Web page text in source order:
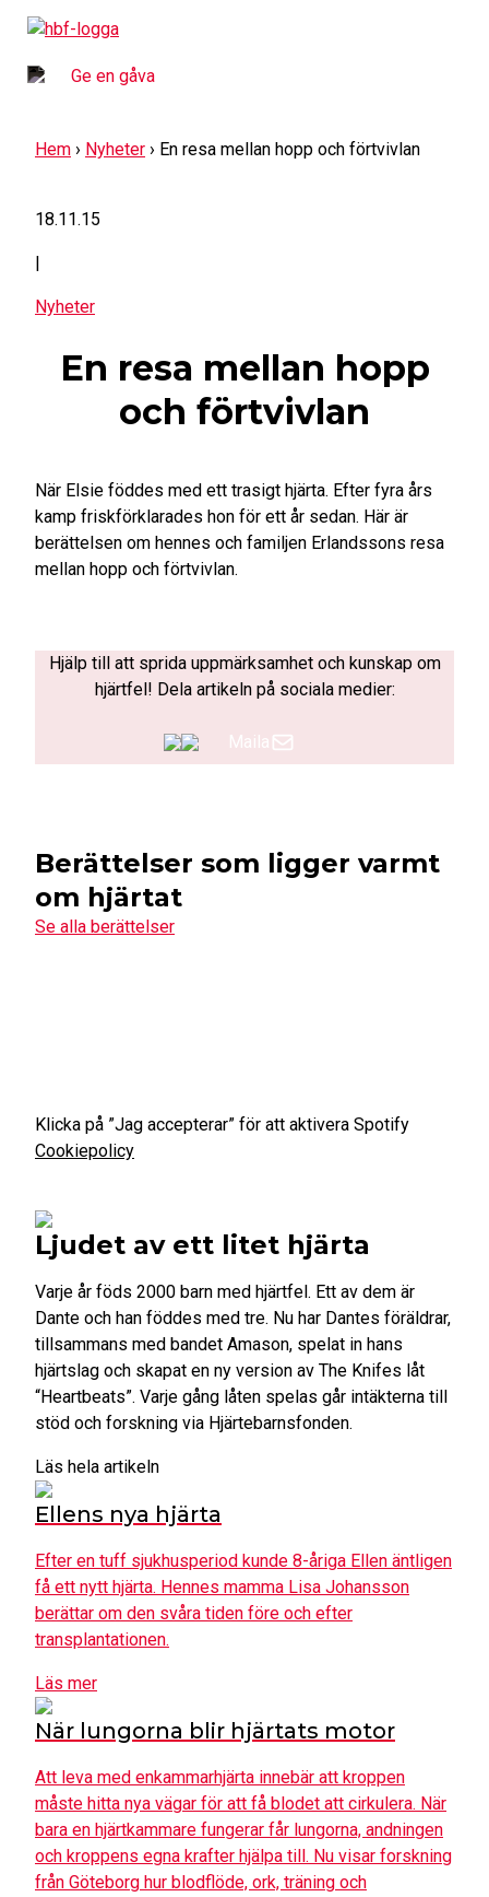
Skip
content
Ge en gåva
Hem › Nyheter › En resa mellan hopp och förtvivlan
18.11.15
|
Nyheter
En resa mellan hopp
och förtvivlan
När Elsie föddes med ett trasigt hjärta. Efter fyra års
kamp friskförklarades hon för ett år sedan. Här är
berättelsen om hennes och familjen Erlandssons resa
mellan hopp och förtvivlan.
Hjälp till att sprida uppmärksamhet och kunskap om
hjärtfel! Dela artikeln på sociala medier:
Maila
Berättelser som ligger varmt
om hjärtat
Se alla berättelser
Klicka på ”Jag accepterar” för att aktivera Spotify
Cookiepolicy
Ljudet av ett litet hjärta
Varje år föds 2000 barn med hjärtfel. Ett av dem är
Dante och han föddes med tre. Nu har Dantes föräldrar,
tillsammans med bandet Amason, spelat in hans
hjärtslag och skapat en ny version av The Knifes låt
“Heartbeats”. Varje gång låten spelas går intäkterna till
stöd och forskning via Hjärtebarnsfonden.
Läs hela artikeln
Ellens nya hjärta
Efter en tuff sjukhusperiod kunde 8-åriga Ellen äntligen
få ett nytt hjärta. Hennes mamma Lisa Johansson
berättar om den svåra tiden före och efter
transplantationen.
Läs mer
När lungorna blir hjärtats motor
Att leva med enkammarhjärta innebär att kroppen
måste hitta nya vägar för att få blodet att cirkulera. När
bara en hjärtkammare fungerar får lungorna, andningen
och kroppens egna krafter hjälpa till. Nu visar forskning
från Göteborg hur blodflöde, ork, träning och